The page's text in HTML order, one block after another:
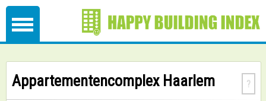
Appartementencomplex Haarlem ?